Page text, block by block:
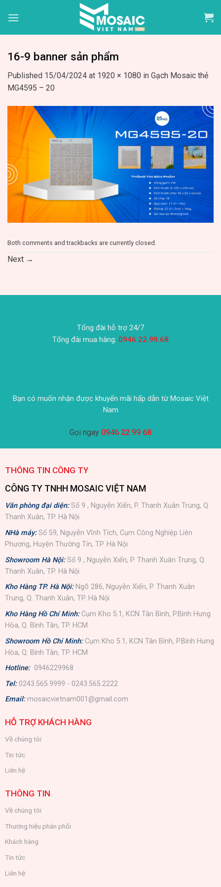
16-9 banner sản phẩm
Published 15/04/2024 at 1920 × 1080 in Gạch Mosaic thẻ
MG4595 – 20
Both comments and trackbacks are currently closed.
Next →
Tổng đài hỗ trợ 24/7
Tổng đài mua hàng: 0946.22.99.68
Bạn có muốn nhận được khuyến mãi hấp dẫn từ Mosaic Việt
Nam
Gọi ngay 0946 22 99 68
THÔNG TIN CÔNG TY
CÔNG TY TNHH MOSAIC VIỆT NAM
Văn phòng đại diện:Số 9 , Nguyễn Xiển, P. Thanh Xuân Trung, Q.
Thanh Xuân, TP. Hà Nội
NHà máy: Số 59, Nguyễn Vĩnh Tích, Cụm Công Nghiệp Liên
Phương, Huyện Thường Tín, TP. Hà Nội
Showroom Hà Nội: Số 9 , Nguyễn Xiển, P. Thanh Xuân Trung, Q.
Thanh Xuân, TP. Hà Nội
Kho Hàng TP. Hà Nội: Ngõ 286, Nguyễn Xiển, P. Thanh Xuân
Trung, Q. Thanh Xuân, TP. Hà Nội
Kho Hàng Hồ Chí Minh: Cụm Kho 5.1, KCN Tân Bình, P.Bình Hưng
Hòa, Q. Bình Tân, TP. HCM
Showroom Hồ Chí Minh: Cụm Kho 5.1, KCN Tân Bình, P.Bình Hưng
Hòa, Q. Bình Tân, TP. HCM
Hotline: 0946229968
Tel: 0243.565.9999 - 0243.565.2222
Email: mosaicvietnam001@gmail.com
HỖ TRỢ KHÁCH HÀNG
Về chúng tôi
Tin tức
Liên hệ
THÔNG TIN
Về chúng tôi
Thương hiệu phân phối
Khách hàng
Tin tức
Liên hệ